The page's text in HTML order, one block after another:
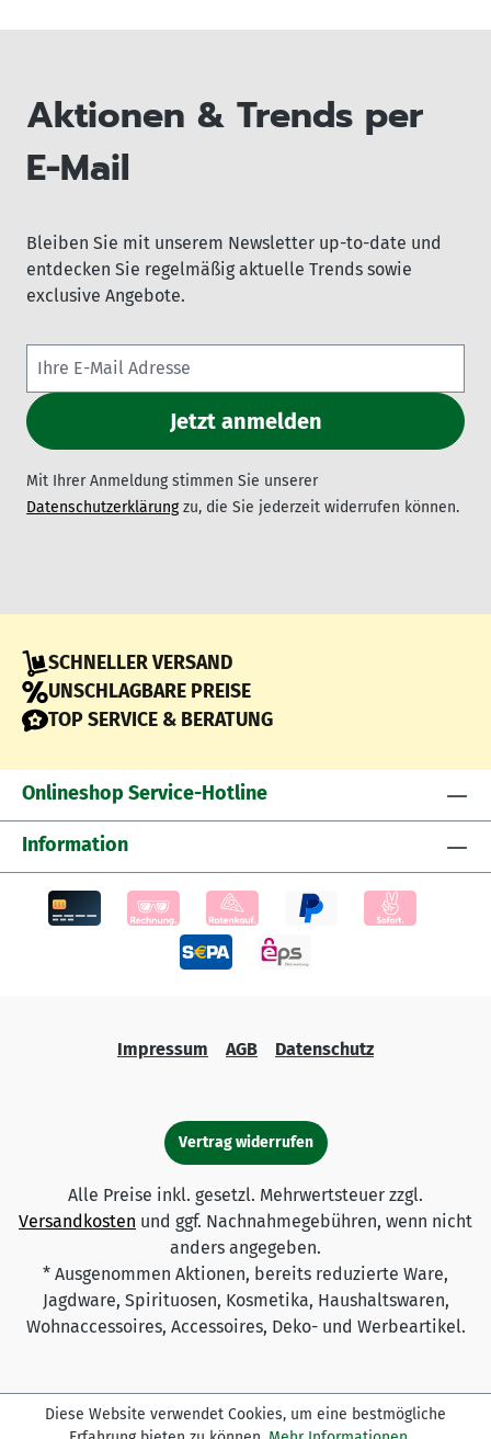
Aktionen & Trends per
E-Mail
Bleiben Sie mit unserem Newsletter up-to-date und
entdecken Sie regelmäßig aktuelle Trends sowie
exclusive Angebote.
Mit Ihrer Anmeldung stimmen Sie unserer
Datenschutzerklärungzu, die Sie jederzeit widerrufen können.
SCHNELLER VERSAND
UNSCHLAGBARE PREISE
TOP SERVICE & BERATUNG
Onlineshop Service-Hotline
Information
Impressum AGB Datenschutz
Vertrag widerrufen
Alle Preise inkl. gesetzl. Mehrwertsteuer zzgl.
Versandkosten und ggf. Nachnahmegebühren, wenn nicht
anders angegeben.
* Ausgenommen Aktionen, bereits reduzierte Ware,
Jagdware, Spirituosen, Kosmetika, Haushaltswaren,
Wohnaccessoires, Accessoires, Deko- und Werbeartikel.
Diese Website verwendet Cookies, um eine bestmögliche